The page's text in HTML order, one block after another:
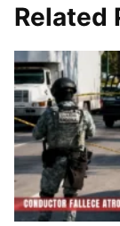
Related